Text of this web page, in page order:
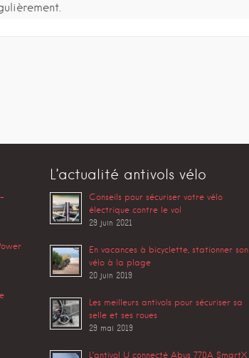
L’actualité antivols vélo
Conseils pour sécuriser votre vélo
électrique contre le vol
29 juin 2021
En vacances à bicyclette, stationner son
vélo à la plage
20 juin 2019
Les meilleurs antivols pour sécuriser sa
selle et ses roues
29 mai 2019
L’antivol U connecté Abus 770A SmartX